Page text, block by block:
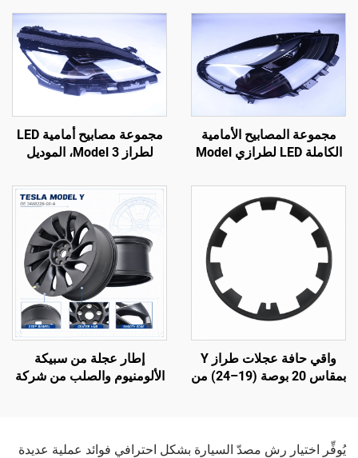
مجموعة المصابيح الأمامية
الكاملة LED لطرازي Model
(OE): 1514952-00-D،
1514952-00-E، 1514952-
10-E، إضاءة سيارات،
استبدال للمصابيح الأمامية
مجموعة مصابيح أمامية LED
لطراز Model 3، الموديل
LinTech
واقي حافة عجلات طراز Y
بمقاس 20 بوصة (19–24) من
إطار عجلة من سبيكة
الألومنيوم والصلب من شركة
يُوفِّر اختيار رش مصدّ السيارة بشكل احترافي فوائد عملية عديدة